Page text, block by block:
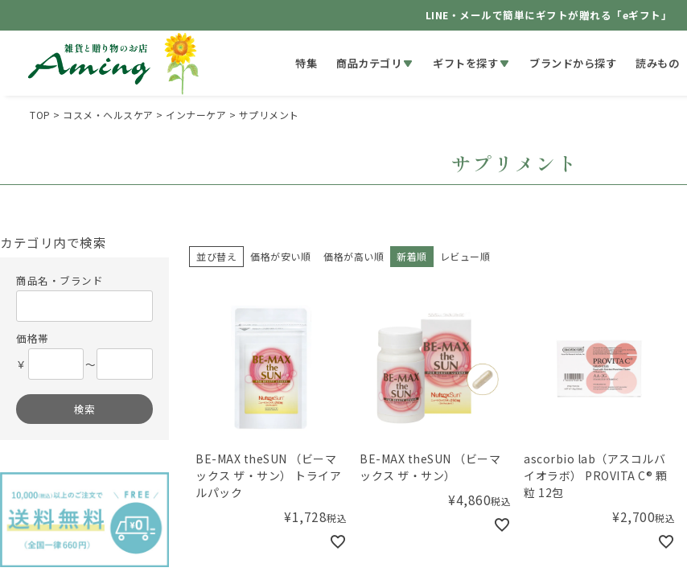
LINE・メールで簡単にギフトが贈れる「eギフト」
特集 商品カテゴリ ギフトを探す ブランドから探す 読みもの
TOP コスメ・ヘルスケア インナーケア サプリメント
サプリメント
カテゴリ内で検索
商品名・ブランド
価格帯
￥
〜
検索
並び替え 価格が安い順 価格が高い順 新着順 レビュー順
BE-MAX theSUN （ビーマ
ックス ザ・サン） トライア
ルパック
¥1,728税込
BE-MAX theSUN （ビーマ
ックス ザ・サン）
¥4,860税込
ascorbio lab（アスコルバ
イオラボ） PROVITA C® 顆
粒 12包
¥2,700税込